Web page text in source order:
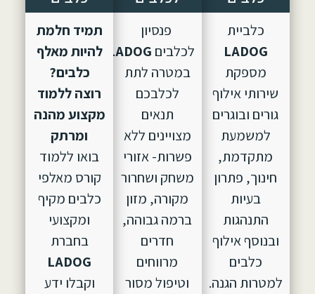
כלביית
LADOG
מספקת
שירותי אילוף
גורים ובוגרים
למשמעת
מתקדמת,
חינוך, פתרון
בעיות
התנהגות
ובנוסף אילוף
כלבים
למטרות הגנה.
פנסיון
לכלבים LADOG, הוקם
במטרה לתת
לכלבכם
תנאים
מצויינים ללא
פשרות- אזורי
משחק ושחרור
מקורה, מזון
ברמה גבוהה,
חדרים
מרווחים
וטיפול מסור
תמיד חלמת
להיות מאלף
כלבים?
רוצה ללמוד
מקצוע מהנה
ומרתק
בואו ללמוד
קורס מאלפי
כלבים מקיף
ומקצועי
בחברת
LADOG
וקבלו ידע